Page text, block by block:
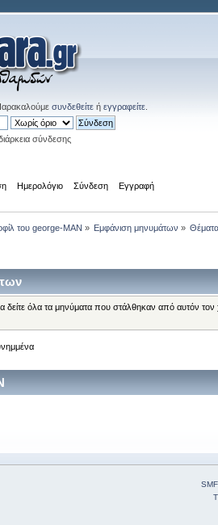
συνδεθείτε ή εγγραφείτε
σύνδεσης
Ημερολόγιο Σύνδεση Εγγραφή
του george-MAN » Εμφάνιση μηνυμάτων »
δείτε όλα τα μηνύματα που στάλθηκαν από αυτόν